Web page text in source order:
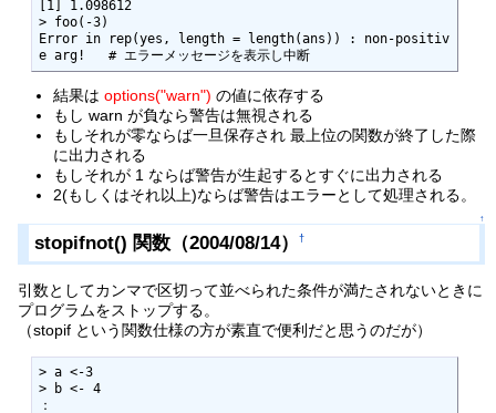
[1] 1.098612
> foo(-3)
Error in rep(yes, length = length(ans)) : non-positiv
e arg!   # エラーメッセージを表示し中断
結果はoptions("warn") の値に依存する
もし warn が負なら警告は無視される
もしそれが零ならば一旦保存され 最上位の関数が終了した際
に出力される
もしそれが 1 ならば警告が生起するとすぐに出力される
2(もしくはそれ以上)ならば警告はエラーとして処理される。
↑
stopifnot() 関数（2004/08/14）†
引数としてカンマで区切って並べられた条件が満たされないときに
プログラムをストップする。
（stopif という関数仕様の方が素直で便利だと思うのだが）
> a <-3
> b <- 4
：